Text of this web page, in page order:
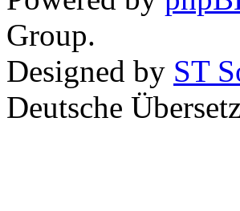
Group.
Designed by ST
Deutsche